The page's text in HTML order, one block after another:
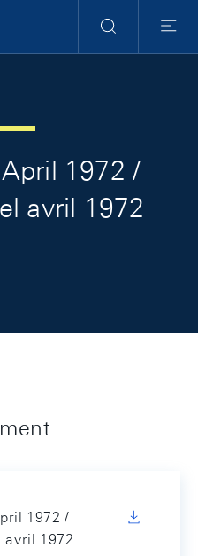
RechercheMenu
1972 /
avril 1972
1972 /
avril 1972